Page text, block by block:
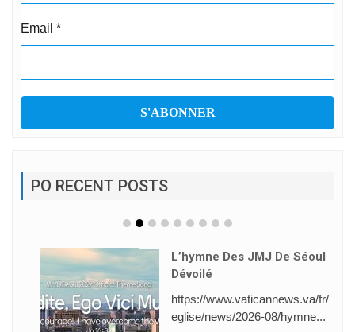
Email *
PO RECENT POSTS
L’hymne Des JMJ De Séoul
Dévoilé
https://www.vaticannews.va/fr/
eglise/news/2026-08/hymne...